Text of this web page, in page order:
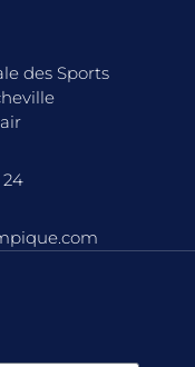
des Sports